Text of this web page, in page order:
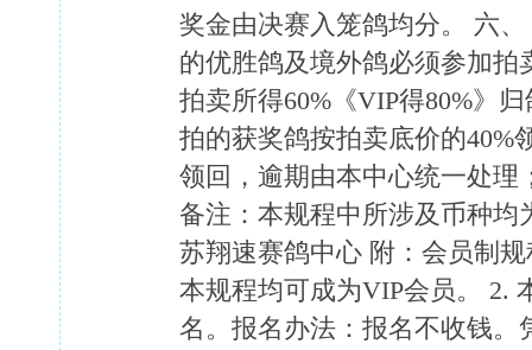
奖金由决赛入笼鸽均分。 六
的优胜鸽及境外鸽必须参加
拍卖所得60%《VIP得80%》
拍的获奖鸽按拍卖底价的40%
领回，逾期由本中心统一处理
备注：本规程中所涉及币种
苏翔速赛鸽中心 附：会员制
本规程均可成为VIP会员。 2.
名。报名办法：报名不收钱